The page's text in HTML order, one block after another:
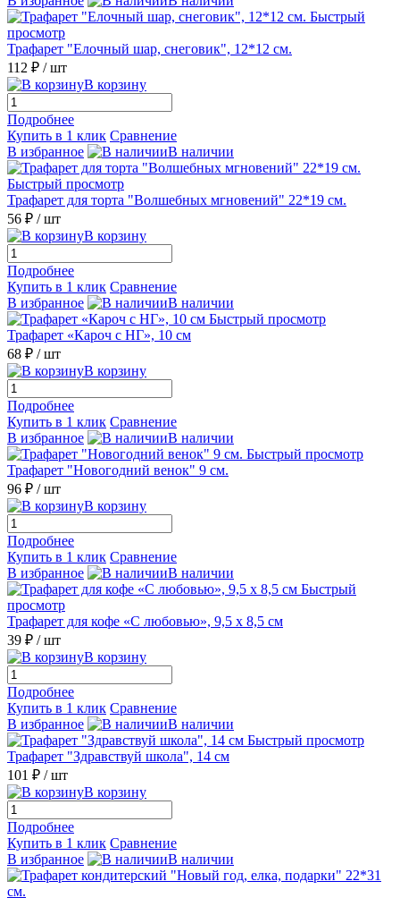
Быстрый
просмотр
Трафарет "Елочный шар, снеговик", 12*12 см.
112 ₽ / шт
В корзину
Подробнее
Купить в 1 клик Сравнение
В избранное
В наличии
Быстрый просмотр
Трафарет для торта "Волшебных мгновений" 22*19 см.
56 ₽ / шт
В корзину
Подробнее
Купить в 1 клик Сравнение
В избранное
В наличии
Быстрый просмотр
Трафарет «Кароч с НГ», 10 см
68 ₽ / шт
В корзину
Подробнее
Купить в 1 клик Сравнение
В избранное
В наличии
Быстрый просмотр
Трафарет "Новогодний венок" 9 см.
96 ₽ / шт
В корзину
Подробнее
Купить в 1 клик Сравнение
В избранное
В наличии
Быстрый
просмотр
Трафарет для кофе «С любовью», 9,5 х 8,5 см
39 ₽ / шт
В корзину
Подробнее
Купить в 1 клик Сравнение
В избранное
В наличии
Быстрый просмотр
Трафарет "Здравствуй школа", 14 см
101 ₽ / шт
В корзину
Подробнее
Купить в 1 клик Сравнение
В избранное
В наличии